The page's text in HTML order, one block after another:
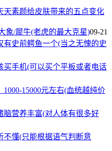
天素颜给皮肤带来的五点变化
象/犀牛(老虎的最大克星)09-21
有史前鳄鱼一个(当之无愧的史
买手机(可以买个平板或者电话
15000元左右(血统越纯价
脑营养丰富(对人体有很多好
不懂(只能根据语气判断意